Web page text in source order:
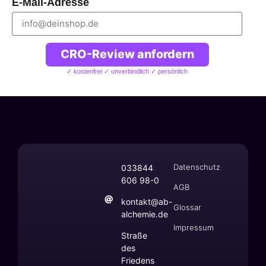
CRO-Review anfordern
✓ kostenfrei ✓ unverbindlich ✓ persönlich
033844
606 98-0
kontakt@ab-
alchemie.de
Straße
des
Friedens
Datenschutz
AGB
Glossar
Impressum